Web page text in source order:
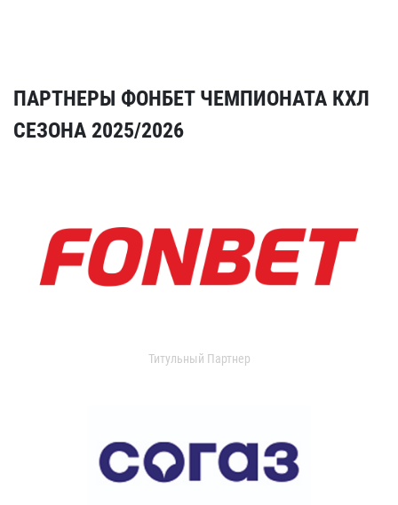
ПАРТНЕРЫ ФОНБЕТ ЧЕМПИОНАТА КХЛ
СЕЗОНА 2025/2026
Титульный Партнер